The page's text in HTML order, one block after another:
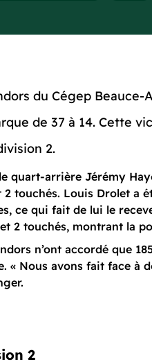
du Cégep
de 37 à 14. Cette
2.
quart-arrière Jérémy
touchés. Louis Drolet a
ce qui fait de lui le
2 touchés, montrant la
n’ont accordé que
« Nous avons fait face à
2